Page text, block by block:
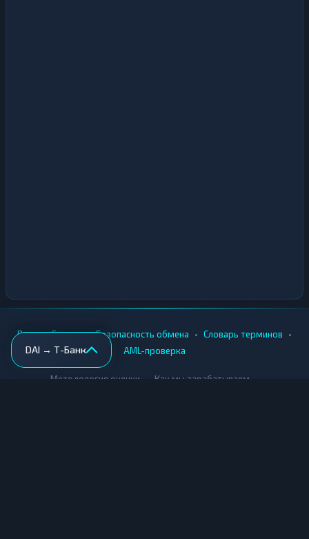
DAI → Т-Банк
Вики • Города • Безопасность обмена • Словарь терминов •
AML-проверка
Методология оценки Как мы зарабатываем